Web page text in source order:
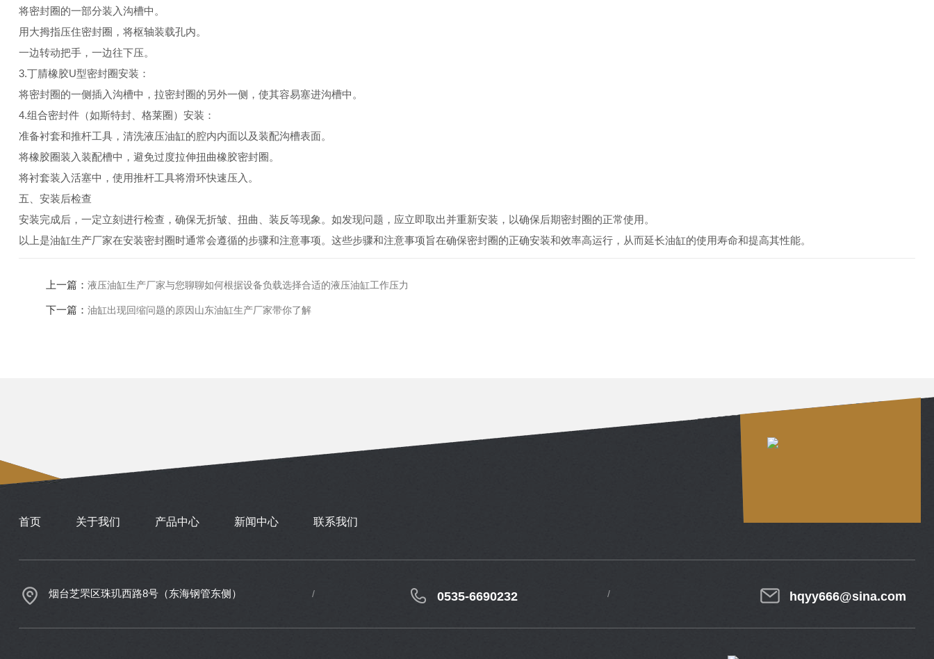
将密封圈的一部分装入沟槽中。
用大拇指压住密封圈，将枢轴装载孔内。
一边转动把手，一边往下压。
3.丁腈橡胶U型密封圈安装：
将密封圈的一侧插入沟槽中，拉密封圈的另外一侧，使其容易塞进沟槽中。
4.组合密封件（如斯特封、格莱圈）安装：
准备衬套和推杆工具，清洗液压油缸的腔内内面以及装配沟槽表面。
将橡胶圈装入装配槽中，避免过度拉伸扭曲橡胶密封圈。
将衬套装入活塞中，使用推杆工具将滑环快速压入。
五、安装后检查
安装完成后，一定立刻进行检查，确保无折皱、扭曲、装反等现象。如发现问题，应立即取出并重新安装，以确保后期密封圈的正常使用。
以上是油缸生产厂家在安装密封圈时通常会遵循的步骤和注意事项。这些步骤和注意事项旨在确保密封圈的正确安装和效率高运行，从而延长油缸的使用寿命和提高其性能。
上一篇： 液压油缸生产厂家与您聊聊如何根据设备负载选择合适的液压油缸工作压力
下一篇： 油缸出现回缩问题的原因山东油缸生产厂家带你了解
首页 关于我们 产品中心 新闻中心 联系我们
烟台芝罘区珠玑西路8号（东海钢管东侧） 0535-6690232 hqyy666@sina.com